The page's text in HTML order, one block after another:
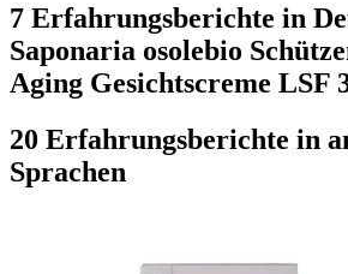
7 Erfahrungsberichte in
Saponaria osolebio
Aging Gesichtscreme LSF
20 Erfahrungsberichte in
Sprachen